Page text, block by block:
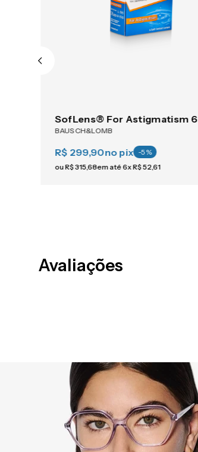
SofLens® For Astigmatism 6
BAUSCH&LOMB
R$ 299,90no pix -5%
ouR$315,68em até6xR$52,61
Avaliações